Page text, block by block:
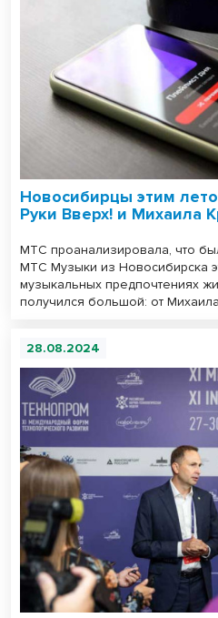
Новосибирцы этим
Руки Вверх! и Михаила
МТС проанализировала, что
МТС Музыки из Новосибирска
музыкальных предпочтениях
получился большой: от
28.08.2024